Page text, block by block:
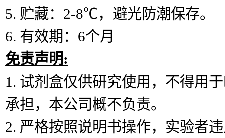
5. 贮藏： 2-8℃，避光防潮保存。
6. 有效期： 6个月
免责声明:
1. 试剂盒仅供研究使用，不得用
承担，本公司概不负责。
2. 严格按照说明书操作，实验者